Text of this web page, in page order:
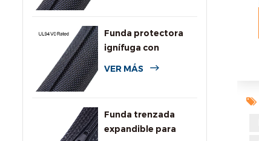
Funda protectora
ignífuga con
clasificación UL94
VER MÁS
Funda trenzada
expandible para